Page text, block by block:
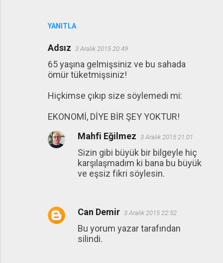
YANITLA
Adsız 3 Aralık 2015 20:49
65 yaşına gelmişsiniz ve bu sahada
ömür tüketmişsiniz!
Hiçkimse çıkıp size söylemedi mi:
EKONOMİ, DİYE BİR ŞEY YOKTUR!
Mahfi Eğilmez 3 Aralık 2015 21:01
Sizin gibi büyük bir bilgeyle hiç
karşılaşmadım ki bana bu büyük
ve eşsiz fikri söylesin.
Can Demir 3 Aralık 2015 22:52
Bu yorum yazar tarafından
silindi.